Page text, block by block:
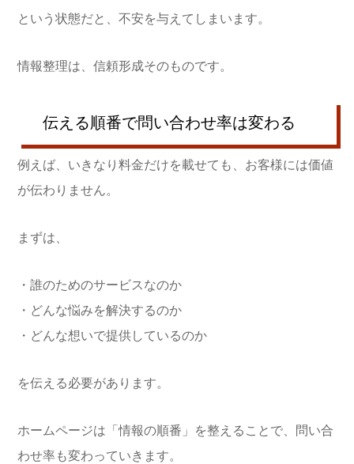
という状態だと、不安を与えてしまいます。
情報整理は、信頼形成そのものです。
伝える順番で問い合わせ率は変わる
例えば、いきなり料金だけを載せても、お客様には価値
が伝わりません。
まずは、
・誰のためのサービスなのか
・どんな悩みを解決するのか
・どんな想いで提供しているのか
を伝える必要があります。
ホームページは「情報の順番」を整えることで、問い合
わせ率も変わっていきます。